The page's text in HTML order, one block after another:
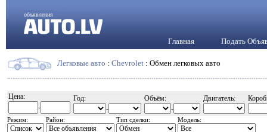
объявления
Главная Подать
Легковые авто : Chevrolet : Обмен легковых авто
Цена:
-
Год:
-
Объём:
-
Двигатель:
Режим: Район: Тип сделки: Модель: